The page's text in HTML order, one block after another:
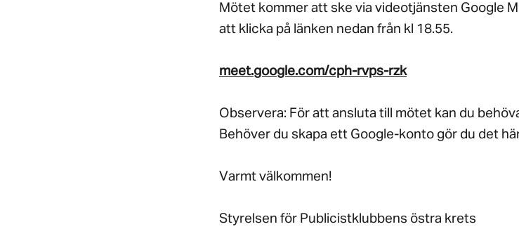
Mötet kommer att ske via videotjänsten Google
att klicka på länken nedan från kl 18.55.
meet.google.com/cph-rvps-rzk
Observera: För att ansluta till mötet kan du
Behöver du skapa ett Google-konto gör du det
Varmt välkommen!
Styrelsen för Publicistklubbens östra krets